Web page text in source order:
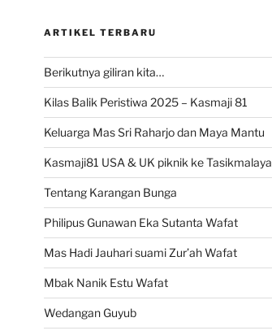
ARTIKEL TERBARU
Berikutnya giliran kita…
Kilas Balik Peristiwa 2025 – Kasmaji 81
Keluarga Mas Sri Raharjo dan Maya Mantu
Kasmaji81 USA & UK piknik ke Tasikmalaya
Tentang Karangan Bunga
Philipus Gunawan Eka Sutanta Wafat
Mas Hadi Jauhari suami Zur’ah Wafat
Mbak Nanik Estu Wafat
Wedangan Guyub